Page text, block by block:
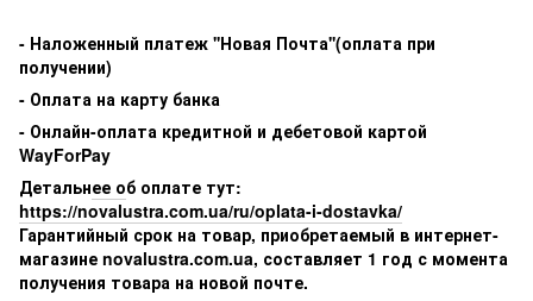
- Наложенный платеж ''Новая Почта''(оплата при
получении)
- Оплата на карту банка
- Онлайн-оплата кредитной и дебетовой картой
WayForPay
Детальнее об оплате тут:
https://novalustra.com.ua/ru/oplata-i-dostavka/
Гарантийный срок на товар, приобретаемый в интернет-
магазине novalustra.com.ua, составляет 1 год с момента
получения товара на новой почте.